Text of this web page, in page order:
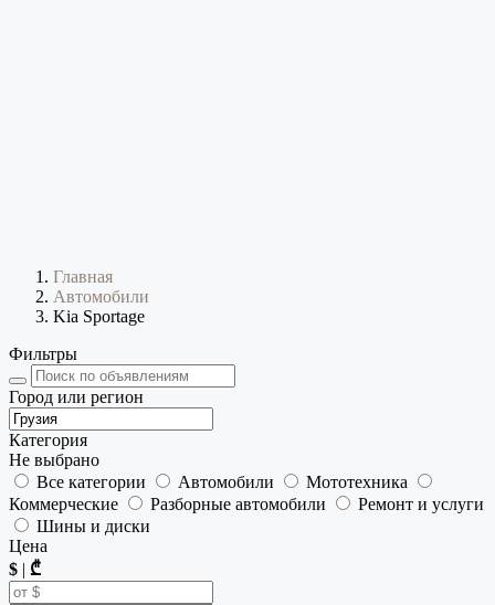
Главная
Автомобили
Kia Sportage
Фильтры
Город или регион
Категория
Не выбрано
Все категории
Автомобили
Мототехника
Коммерческие
Разборные автомобили
Ремонт и услуги
Шины и диски
Цена
$ | ₾